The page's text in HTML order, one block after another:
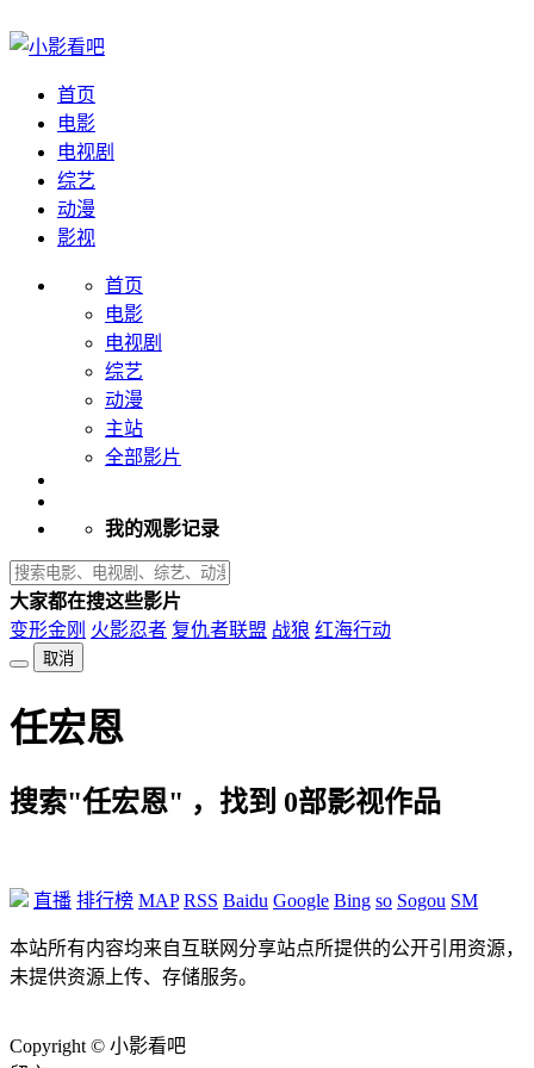
首页
电影
电视剧
综艺
动漫
影视
首页
电影
电视剧
综艺
动漫
主站
全部影片
我的观影记录
大家都在搜这些影片
变形金刚 火影忍者 复仇者联盟 战狼 红海行动
取消
任宏恩
搜索"任宏恩" ，找到 0部影视作品
直播 排行榜 MAP RSS Baidu Google Bing so Sogou SM
本站所有内容均来自互联网分享站点所提供的公开引用资源，
未提供资源上传、存储服务。
Copyright © 小影看吧